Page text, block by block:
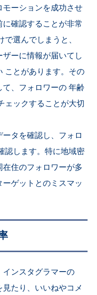
ーションを成功させ
確認することが非常
選んでしまうと、
ーに情報が届いてし
ことがあります。その
、フォロワーの 年齢
ェックすることが大切
タを確認し、フォロ
認します。特に地域密
住のフォロワーが多
ゲットとのミスマッ
ンスタグラマーの
たり、いいねやコメ